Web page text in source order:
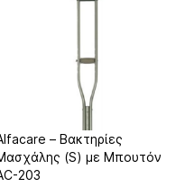
– Βακτηρίες
(S) με Μπουτόν
203